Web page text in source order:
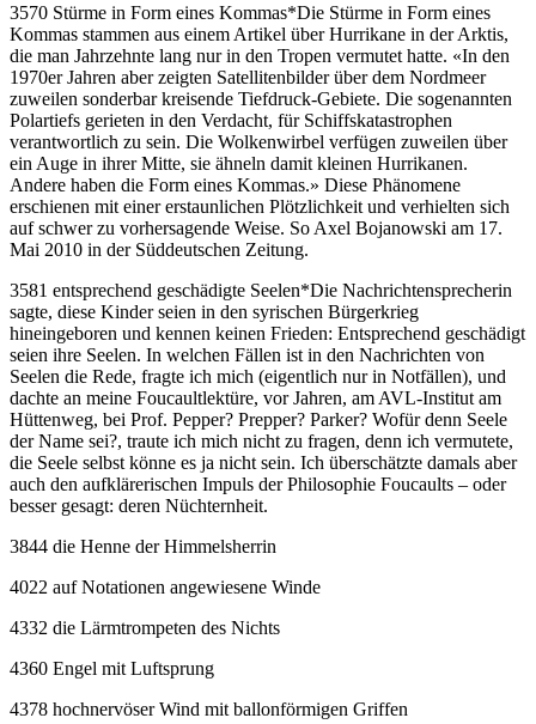
3570 Stürme in Form eines Kommas*Die Stürme in Form eines
Kommas stammen aus einem Artikel über Hurrikane in der Arktis,
die man Jahrzehnte lang nur in den Tropen vermutet hatte. «In den
1970er Jahren aber zeigten Satellitenbilder über dem Nordmeer
zuweilen sonderbar kreisende Tiefdruck-Gebiete. Die sogenannten
Polartiefs gerieten in den Verdacht, für Schiffskatastrophen
verantwortlich zu sein. Die Wolkenwirbel verfügen zuweilen über
ein Auge in ihrer Mitte, sie ähneln damit kleinen Hurrikanen.
Andere haben die Form eines Kommas.» Diese Phänomene
erschienen mit einer erstaunlichen Plötzlichkeit und verhielten sich
auf schwer zu vorhersagende Weise. So Axel Bojanowski am 17.
Mai 2010 in der Süddeutschen Zeitung.
3581 entsprechend geschädigte Seelen*Die Nachrichtensprecherin
sagte, diese Kinder seien in den syrischen Bürgerkrieg
hineingeboren und kennen keinen Frieden: Entsprechend geschädigt
seien ihre Seelen. In welchen Fällen ist in den Nachrichten von
Seelen die Rede, fragte ich mich (eigentlich nur in Notfällen), und
dachte an meine Foucaultlektüre, vor Jahren, am AVL-Institut am
Hüttenweg, bei Prof. Pepper? Prepper? Parker? Wofür denn Seele
der Name sei?, traute ich mich nicht zu fragen, denn ich vermutete,
die Seele selbst könne es ja nicht sein. Ich überschätzte damals aber
auch den aufklärerischen Impuls der Philosophie Foucaults – oder
besser gesagt: deren Nüchternheit.
3844 die Henne der Himmelsherrin
4022 auf Notationen angewiesene Winde
4332 die Lärmtrompeten des Nichts
4360 Engel mit Luftsprung
4378 hochnervöser Wind mit ballonförmigen Griffen